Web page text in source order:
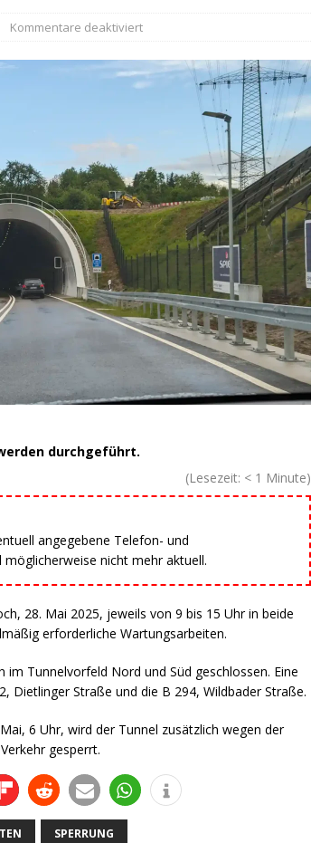
Kommentare deaktiviert
durchgeführt.
(Lesezeit: < 1 Minute)
angegebene Telefon- und
nicht mehr aktuell.
28. Mai 2025, jeweils von 9 bis 15 Uhr in beide
erforderliche Wartungsarbeiten.
im Tunnelvorfeld Nord und Süd geschlossen. Eine
Dietlinger Straße und die B 294, Wildbader Straße.
6 Uhr, wird der Tunnel zusätzlich wegen der
gesperrt.
SPERRUNG